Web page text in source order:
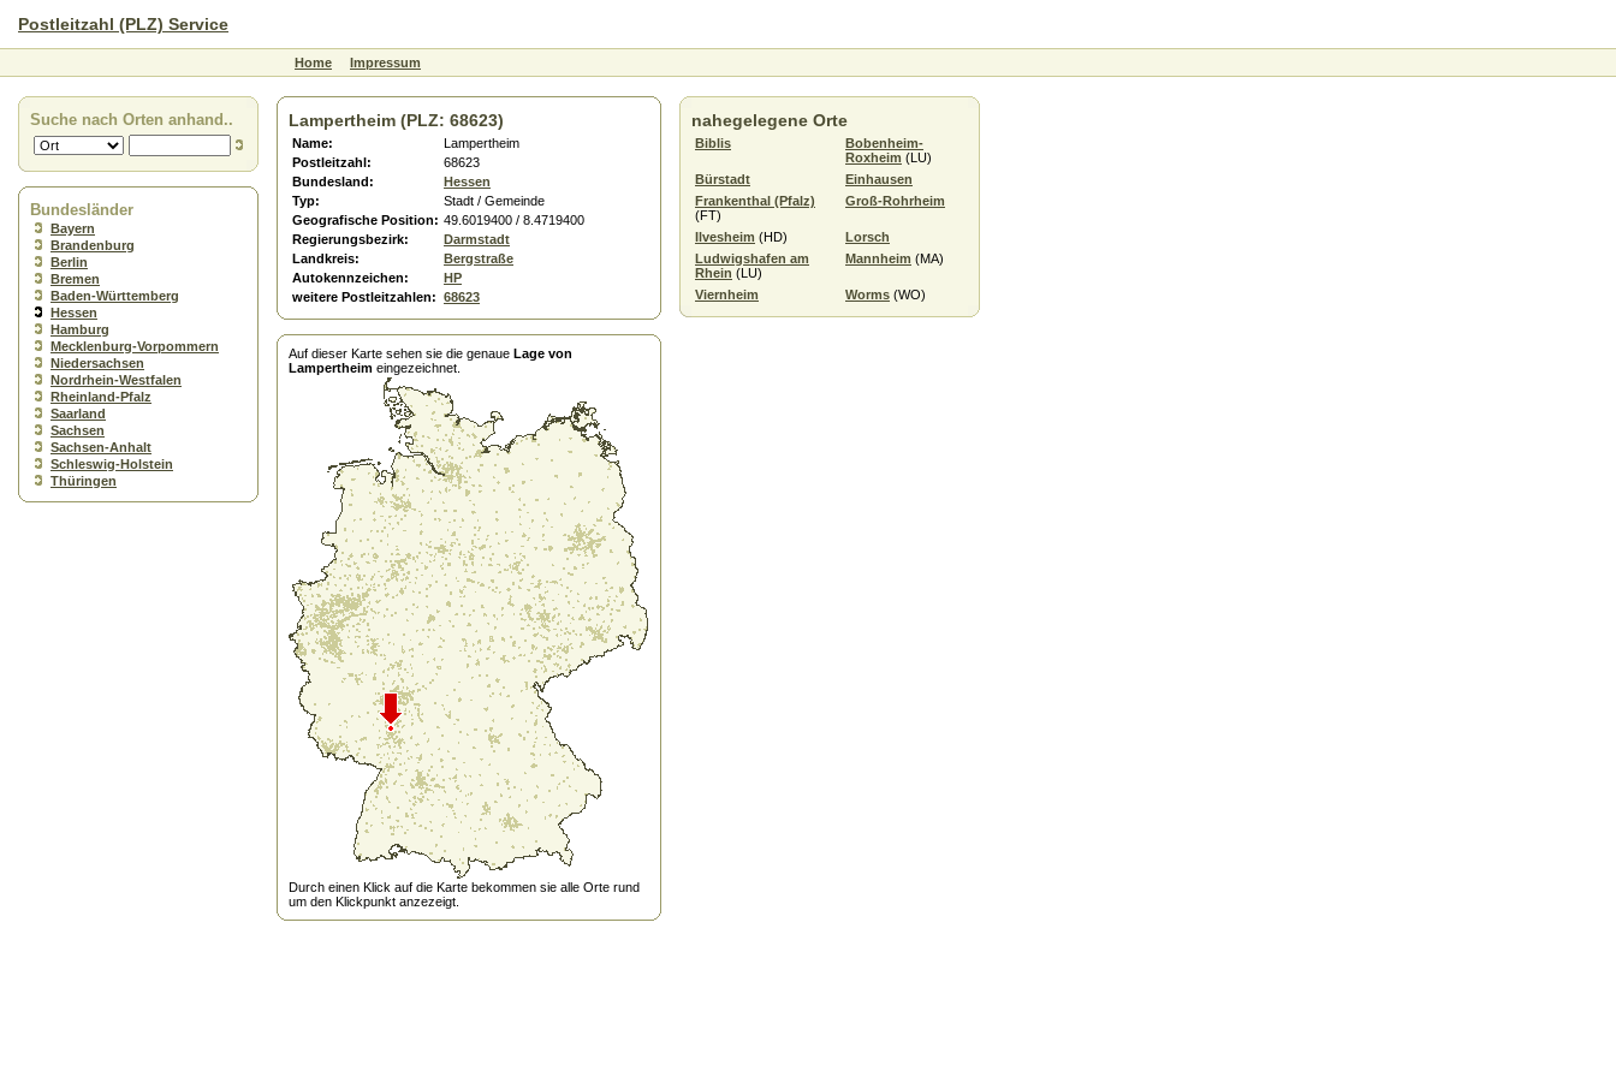
Postleitzahl (PLZ) Service
Home Impressum
Suche nach Orten anhand..
Bundesländer
Bayern
Brandenburg
Berlin
Bremen
Baden-Württemberg
Hessen
Hamburg
Mecklenburg-Vorpommern
Niedersachsen
Nordrhein-Westfalen
Rheinland-Pfalz
Saarland
Sachsen
Sachsen-Anhalt
Schleswig-Holstein
Thüringen
Lampertheim (PLZ: 68623)
Name:
Lampertheim
Postleitzahl:
68623
Bundesland:
Hessen
Typ:
Stadt / Gemeinde
Geografische Position: 49.6019400 / 8.4719400
Regierungsbezirk:
Darmstadt
Landkreis:
Bergstraße
Autokennzeichen:
HP
weitere Postleitzahlen: 68623
Auf dieser Karte sehen sie die genaue Lage von
Lampertheim eingezeichnet.
Durch einen Klick auf die Karte bekommen sie alle Orte rund
um den Klickpunkt anzezeigt.
nahegelegene Orte
Biblis
Bobenheim-
Roxheim (LU)
Bürstadt
Einhausen
Frankenthal (Pfalz)
(FT)
Groß-Rohrheim
Ilvesheim (HD)
Lorsch
Ludwigshafen am
Rhein (LU)
Mannheim (MA)
Viernheim Worms (WO)